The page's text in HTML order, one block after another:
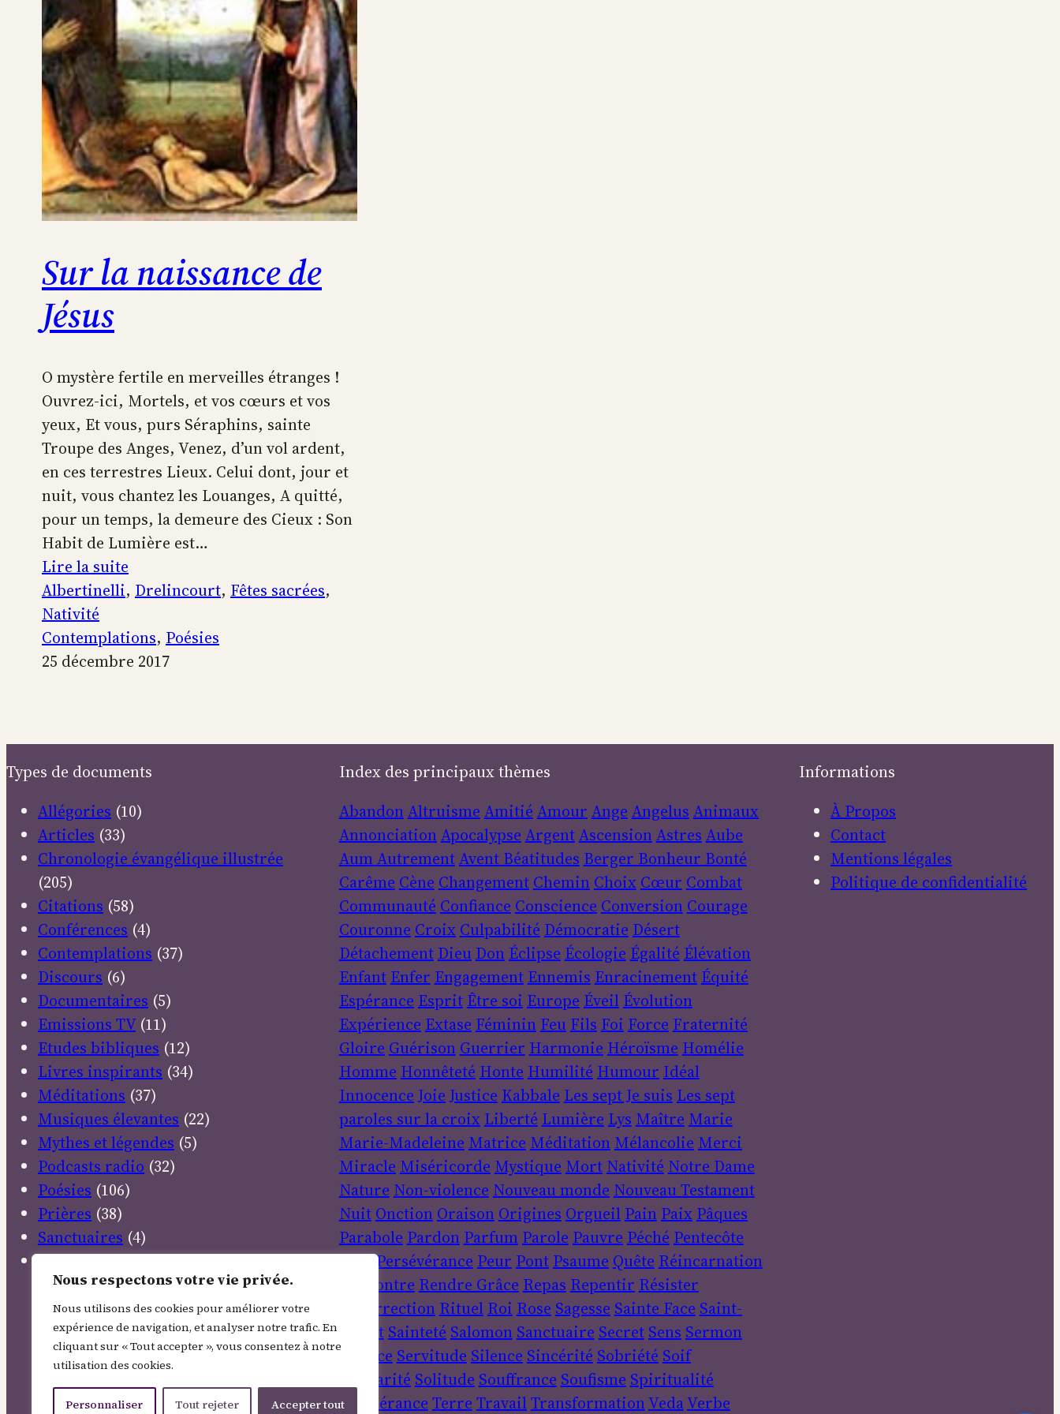
Nous respectons votre vie privée.
Nous utilisons des cookies pour améliorer votre
expérience de navigation, et analyser notre trafic. En
cliquant sur « Tout accepter », vous consentez à notre
utilisation des cookies.
Personnaliser Tout rejeter Accepter tout
Sur la naissance de
Jésus
O mystère fertile en merveilles étranges !
Ouvrez-ici, Mortels, et vos cœurs et vos
yeux, Et vous, purs Séraphins, sainte
Troupe des Anges, Venez, d’un vol ardent,
en ces terrestres Lieux. Celui dont, jour et
nuit, vous chantez les Louanges, A quitté,
pour un temps, la demeure des Cieux : Son
Habit de Lumière est…
Lire la suite
Sur
naissance
de
Albertinelli, Drelincourt, Fêtes sacrées
Nativité
Contemplations, Poésies
25 décembre 2017
Types de documents
Allégories (10)
Articles (33)
Chronologie évangélique illustrée
(205)
Citations (58)
Conférences (4)
Contemplations (37)
Discours (6)
Documentaires (5)
Emissions TV(11)
Etudes bibliques (12)
Livres inspirants (34)
Méditations (37)
Musiques élevantes (22)
Mythes et légendes (5)
Podcasts radio (32)
Poésies (106)
Prières (38)
Sanctuaires (4)
Textes sacrés(30)
Index des principaux thèmes
AbandonAltruisme Amitié Amour Ange Angelus Animaux
AnnonciationApocalypse ArgentAscensionAstres Aube
AumAutrementAvent Béatitudes Berger Bonheur Bonté
Carême Cène Changement Chemin Choix Cœur Combat
Communauté Confiance Conscience Conversion Courage
Couronne Croix Culpabilité Démocratie Désert
Détachement Dieu Don Éclipse Écologie Égalité Élévation
Enfant Enfer Engagement Ennemis Enracinement Équité
Espérance Esprit Être soi Europe Éveil Évolution
Expérience Extase Féminin Feu Fils Foi Force Fraternité
Gloire Guérison Guerrier Harmonie Héroïsme Homélie
Homme Honnêteté Honte Humilité Humour Idéal
Innocence Joie Justice Kabbale Les sept Je suis Les sept
paroles sur la croix Liberté Lumière Lys Maître Marie
Marie-Madeleine Matrice Méditation Mélancolie Merci
Miracle Miséricorde Mystique Mort Nativité Notre Dame
Nature Non-violence Nouveau monde Nouveau Testament
Nuit Onction Oraison Origines Orgueil Pain Paix Pâques
Parabole Pardon Parfum Parole Pauvre Péché Pentecôte
PèrePersévérance Peur Pont Psaume Quête Réincarnation
Rencontre Rendre Grâce Repas Repentir Résister
Résurrection Rituel Roi Rose Sagesse Sainte Face Saint-
Esprit Sainteté Salomon Sanctuaire Secret Sens Sermon
Service Servitude Silence Sincérité Sobriété Soif
Solidarité Solitude Souffrance Soufisme Spiritualité
Tempérance Terre TravailTransformationVedaVerbe
Informations
À Propos
Contact
Mentions légales
Politique de confidentialité